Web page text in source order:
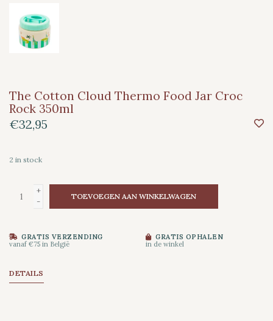
The Cotton Cloud Thermo Food Jar Croc
Rock 350ml
€32,95
2 in stock
+
-
TOEVOEGEN AAN WINKELWAGEN
GRATIS VERZENDING
vanaf €75 in België
GRATIS OPHALEN
in de winkel
DETAILS